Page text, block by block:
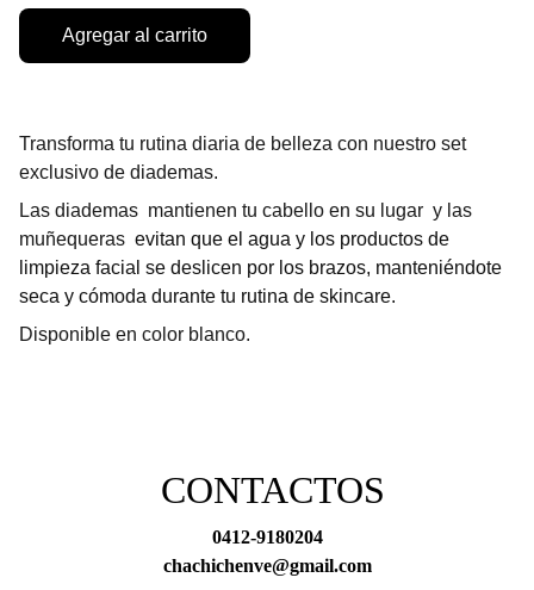
Agregar al carrito
Transforma tu rutina diaria de belleza con nuestro set
exclusivo de diademas.
Las diademas mantienen tu cabello en su lugar y las
muñequeras evitan que el agua y los productos de
limpieza facial se deslicen por los brazos, manteniéndote
seca y cómoda durante tu rutina de skincare.
Disponible en color blanco.
CONTACTOS
0412-9180204
chachichenve@gmail.com